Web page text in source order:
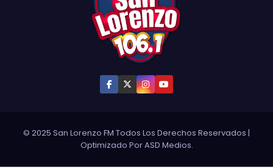
© 2025 San Lorenzo FM Todos Los Derechos Reservados |
Optimizado PorASD Medios.